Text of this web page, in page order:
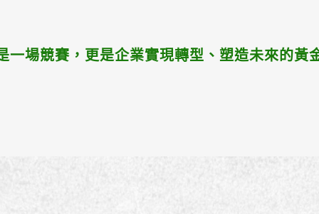
一場競賽，更是企業實現轉型、塑造未來的黃